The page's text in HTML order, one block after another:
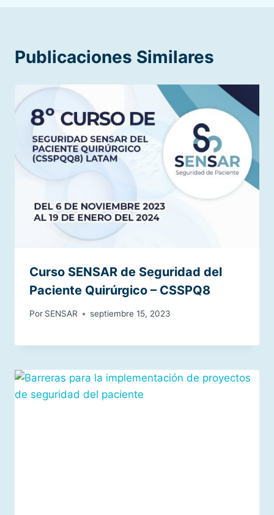
Publicaciones Similares
Curso SENSAR de Seguridad del
Paciente Quirúrgico – CSSPQ8
Por SENSAR septiembre 15, 2023